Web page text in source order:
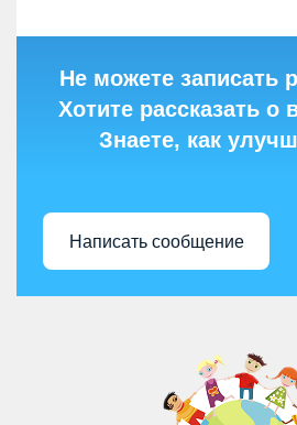
Не можете записать
Хотите рассказать о
Знаете, как
Написать сообщение